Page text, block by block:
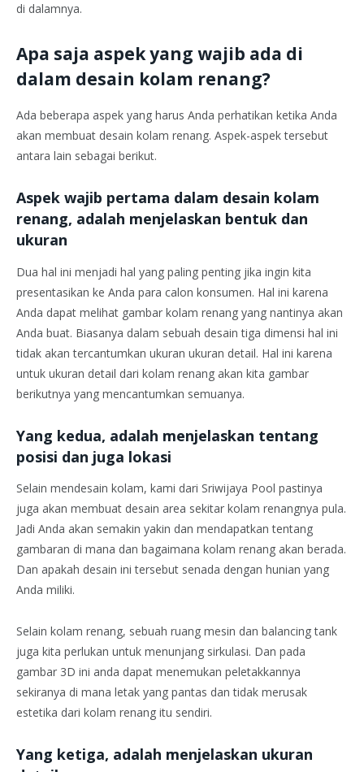
di dalamnya.
Apa saja aspek yang wajib ada di
dalam desain kolam renang?
Ada beberapa aspek yang harus Anda perhatikan ketika Anda
akan membuat desain kolam renang. Aspek-aspek tersebut
antara lain sebagai berikut.
Aspek wajib pertama dalam desain kolam
renang, adalah menjelaskan bentuk dan
ukuran
Dua hal ini menjadi hal yang paling penting jika ingin kita
presentasikan ke Anda para calon konsumen. Hal ini karena
Anda dapat melihat gambar kolam renang yang nantinya akan
Anda buat. Biasanya dalam sebuah desain tiga dimensi hal ini
tidak akan tercantumkan ukuran ukuran detail. Hal ini karena
untuk ukuran detail dari kolam renang akan kita gambar
berikutnya yang mencantumkan semuanya.
Yang kedua, adalah menjelaskan tentang
posisi dan juga lokasi
Selain mendesain kolam, kami dari Sriwijaya Pool pastinya
juga akan membuat desain area sekitar kolam renangnya pula.
Jadi Anda akan semakin yakin dan mendapatkan tentang
gambaran di mana dan bagaimana kolam renang akan berada.
Dan apakah desain ini tersebut senada dengan hunian yang
Anda miliki.
Selain kolam renang, sebuah ruang mesin dan balancing tank
juga kita perlukan untuk menunjang sirkulasi. Dan pada
gambar 3D ini anda dapat menemukan peletakkannya
sekiranya di mana letak yang pantas dan tidak merusak
estetika dari kolam renang itu sendiri.
Yang ketiga, adalah menjelaskan ukuran